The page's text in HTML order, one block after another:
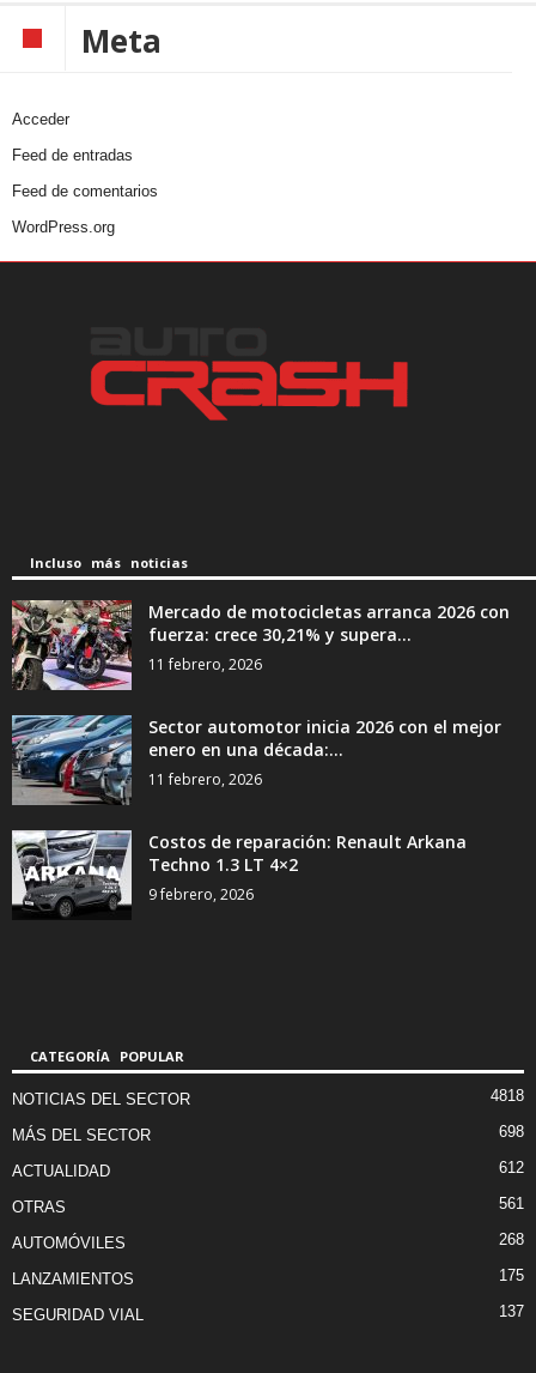
Meta
Acceder
Feed de entradas
Feed de comentarios
WordPress.org
Incluso más noticias
Mercado de motocicletas arranca 2026 con
fuerza: crece 30,21% y supera...
11 febrero, 2026
Sector automotor inicia 2026 con el mejor
enero en una década:...
11 febrero, 2026
Costos de reparación: Renault Arkana
Techno 1.3 LT 4×2
9 febrero, 2026
CATEGORÍA POPULAR
NOTICIAS DEL SECTOR 4818
MÁS DEL SECTOR 698
ACTUALIDAD 612
OTRAS 561
AUTOMÓVILES 268
LANZAMIENTOS 175
SEGURIDAD VIAL 137